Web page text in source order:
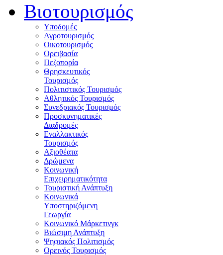
Βιοτουρισμός
Υποδομές
Αγροτουρισμός
Οικοτουρισμός
Ορειβασία
Πεζοπορία
Θρησκευτικός
Τουρισμός
Πολιτιστικός Τουρισμός
Αθλητικός Τουρισμός
Συνεδριακός Τουρισμός
Προσκυνηματικές
Διαδρομές
Εναλλακτικός
Τουρισμός
Αξιοθέατα
Δρώμενα
Κοινωνική
Επιχειρηματικότητα
Τουριστική Ανάπτυξη
Κοινωνικά
Υποστηριζόμενη
Γεωργία
Κοινωνικό Μάρκετινγκ
Βιώσιμη Ανάπτυξη
Ψηφιακός Πολιτισμός
Ορεινός Τουρισμός